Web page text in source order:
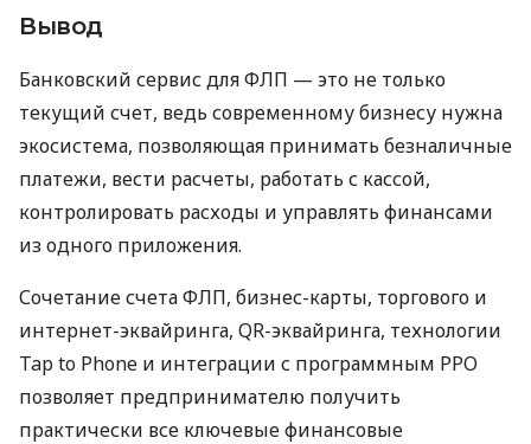
Вывод
Банковский сервис для ФЛП — это не только
текущий счет, ведь современному бизнесу нужна
экосистема, позволяющая принимать безналичные
платежи, вести расчеты, работать с кассой,
контролировать расходы и управлять финансами
из одного приложения.
Сочетание счета ФЛП, бизнес-карты, торгового и
интернет-эквайринга, QR-эквайринга, технологии
Tap to Phone и интеграции с программным РРО
позволяет предпринимателю получить
практически все ключевые финансовые